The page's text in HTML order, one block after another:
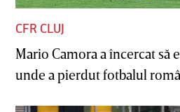
CFR CLUJ
Mario Camora a încercat să
unde a pierdut fotbalul